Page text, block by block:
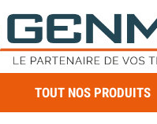
TOUT NOS PRODUITS